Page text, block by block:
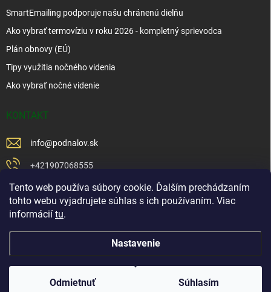
Tento web používa súbory cookie. Ďalším prechádzaním
tohto webu vyjadrujete súhlas s ich používaním. Viac
informácií tu.
Nastavenie
Odmietnuť Súhlasím
SmartEmailing podporuje našu chránenú dielňu
Ako vybrať termovíziu v roku 2026 - kompletný sprievodca
Plán obnovy (EÚ)
Tipy využitia nočného videnia
Ako vybrať nočné videnie
KONTAKT
info@podnalov.sk
+421907068555
+421902479599
https://www.facebook.com/www.podnalov.sk
podnalov
Copyright 2026 . Všetky práva vyhradené.